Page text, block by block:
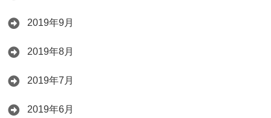
2019年9月
2019年8月
2019年7月
2019年6月